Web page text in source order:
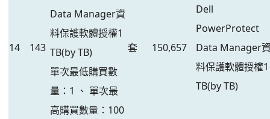
14 143
Data Manager資
料保護軟體授權1
TB(by TB)
單次最低購買數
量：1 、 單次最
高購買數量：100
套 150,657
Dell
PowerProtect
Data Manager
料保護軟體授權1
TB(by TB)